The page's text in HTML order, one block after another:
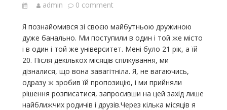
admin 0 comment
Я познайомився зі своєю майбутньою дружиною
дуже банально. Ми поступили в один і той же місто
і в один і той же університет. Мені було 21 рік, а їй
20. Після декількох місяців спілкування, ми
дізналися, що вона завагітніла. Я, не вагаючись,
одразу ж зробив їй пропозицію, і ми прийняли
рішення розписатися, запросивши на цей захід лише
найближчих родичів і друзів.Через кілька місяців я